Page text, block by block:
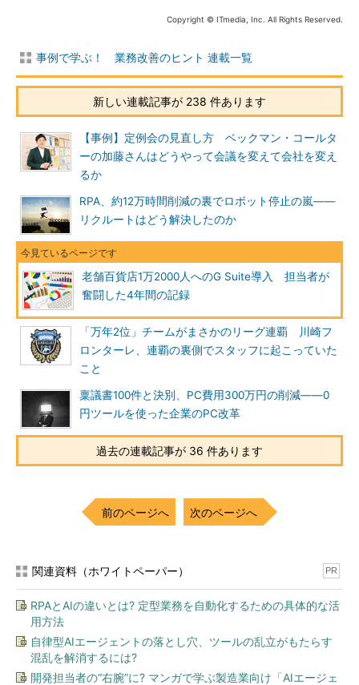
Copyright © ITmedia, Inc. All Rights Reserved.
事例で学ぶ！ 業務改善のヒント 連載一覧
新しい連載記事が 238 件あります
【事例】定例会の見直し方 ベックマン・コールタ
ーの加藤さんはどうやって会議を変えて会社を変え
るか
RPA、約12万時間削減の裏でロボット停止の嵐――
リクルートはどう解決したのか
老舗百貨店1万2000人へのG Suite導入 担当者が
奮闘した4年間の記録
「万年2位」チームがまさかのリーグ連覇 川崎フ
ロンターレ、連覇の裏側でスタッフに起こっていた
こと
稟議書100件と決別、PC費用300万円の削減――0
円ツールを使った企業のPC改革
過去の連載記事が 36 件あります
前のページへ 次のページへ
関連資料（ホワイトペーパー） PR
RPAとAIの違いとは? 定型業務を自動化するための具体的な活
用方法
自律型AIエージェントの落とし穴、ツールの乱立がもたらす
混乱を解消するには?
開発担当者の“右腕”に? マンガで学ぶ製造業向け「AIエージェ